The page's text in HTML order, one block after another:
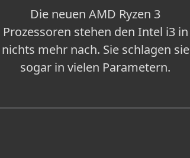
Die neuen AMD Ryzen 3
Prozessoren stehen den Intel i3 in
nichts mehr nach. Sie schlagen sie
sogar in vielen Parametern.